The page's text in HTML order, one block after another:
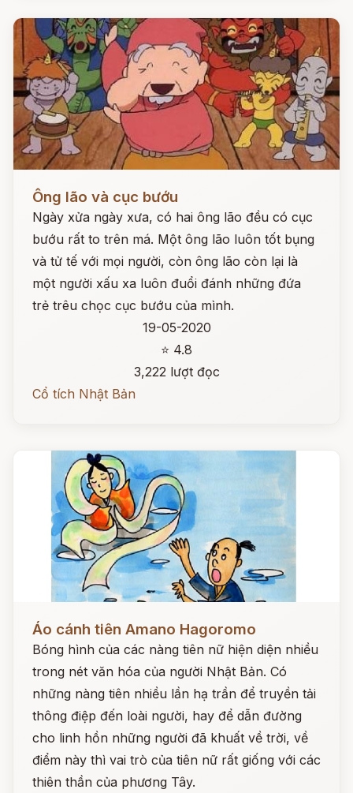
Đọc ngay
Ông lão và cục bướu
Ngày xửa ngày xưa, có hai ông lão đều có cục
bướu rất to trên má. Một ông lão luôn tốt bụng
và tử tế với mọi người, còn ông lão còn lại là
một người xấu xa luôn đuổi đánh những đứa
trẻ trêu chọc cục bướu của mình.
19-05-2020
⭐ 4.8
3,222 lượt đọc
Cổ tích Nhật Bản
Đọc ngay
Áo cánh tiên Amano Hagoromo
Bóng hình của các nàng tiên nữ hiện diện nhiều
trong nét văn hóa của người Nhật Bản. Có
những nàng tiên nhiều lần hạ trần để truyền tải
thông điệp đến loài người, hay để dẫn đường
cho linh hồn những người đã khuất về trời, về
điểm này thì vai trò của tiên nữ rất giống với các
thiên thần của phương Tây.